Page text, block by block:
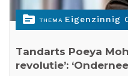
topic THEMA Eigenzinnig
Tandarts Poeya
revolutie’: